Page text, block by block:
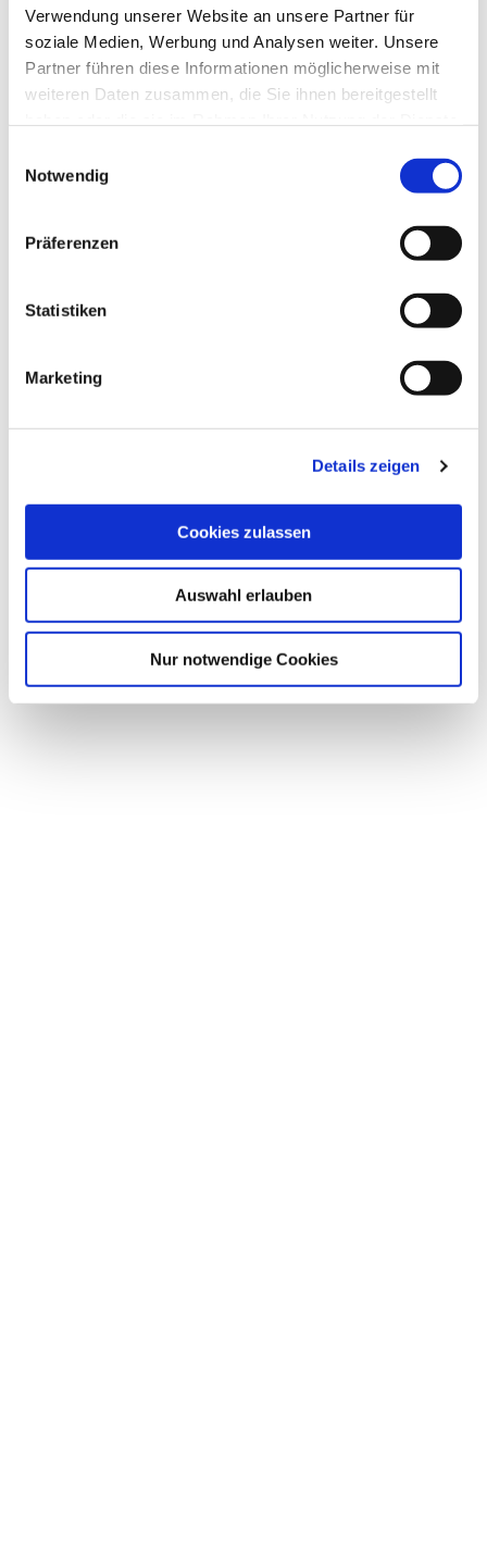
Verwendung unserer Website an unsere Partner für
soziale Medien, Werbung und Analysen weiter. Unsere
Partner führen diese Informationen möglicherweise mit
weiteren Daten zusammen, die Sie ihnen bereitgestellt
Notwendig
Präferenzen
Statistiken
Marketing
Details zeigen
Cookies zulassen
Auswahl erlauben
Nur notwendige Cookies